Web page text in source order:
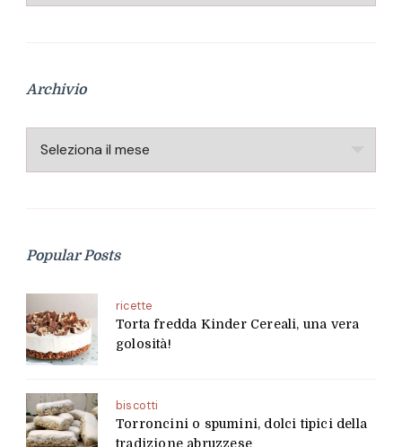
Archivio
Archivio
Popular Posts
ricette
Torta fredda Kinder Cereali, una vera
golosità!
biscotti
Torroncini o spumini, dolci tipici della
tradizione abruzzese